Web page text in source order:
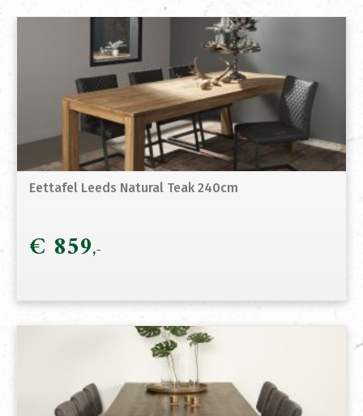
Eettafel Leeds Natural Teak 240cm
€ 859